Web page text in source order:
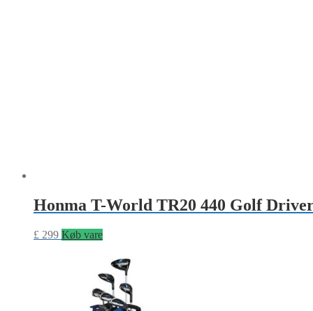
Honma T-World TR20 440 Golf
£ 299 Køb vare